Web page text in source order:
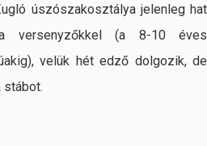
úszószakosztálya jelenleg hat
versenyzőkkel (a 8-10 éves
velük hét edző dolgozik, de